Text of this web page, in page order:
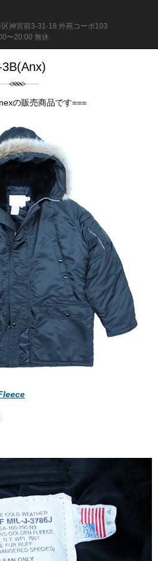
神宮前3-31-18 外苑コーポ103
〜20:00 無休
3B(Anx)
の販売商品です===